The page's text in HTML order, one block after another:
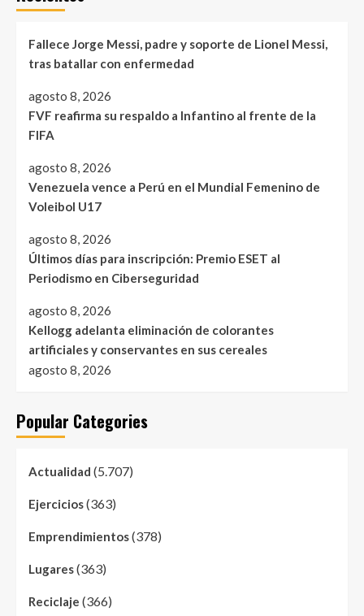
Fallece Jorge Messi, padre y soporte de Lionel Messi,
tras batallar con enfermedad
agosto 8, 2026
FVF reafirma su respaldo a Infantino al frente de la
FIFA
agosto 8, 2026
Venezuela vence a Perú en el Mundial Femenino de
Voleibol U17
agosto 8, 2026
Últimos días para inscripción: Premio ESET al
Periodismo en Ciberseguridad
agosto 8, 2026
Kellogg adelanta eliminación de colorantes
artificiales y conservantes en sus cereales
agosto 8, 2026
Popular Categories
Actualidad (5.707)
Ejercicios(363)
Emprendimientos(378)
Lugares(363)
Reciclaje (366)